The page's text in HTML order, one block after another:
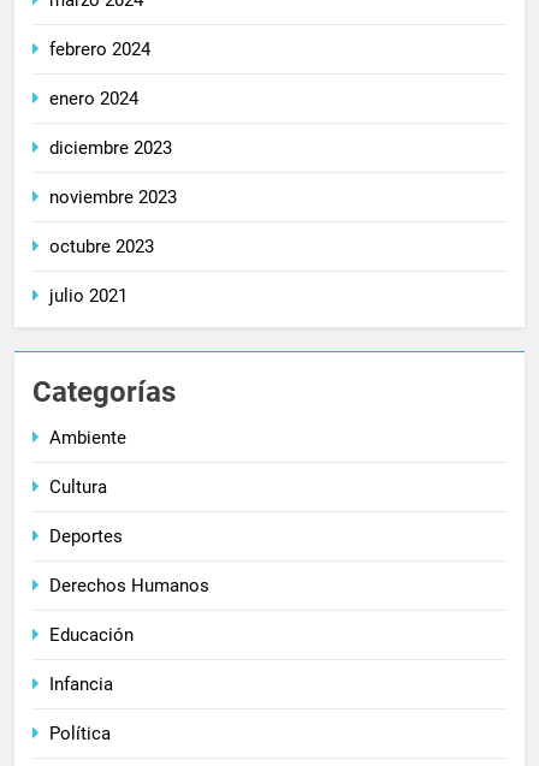
febrero 2024
enero 2024
diciembre 2023
noviembre 2023
octubre 2023
julio 2021
Categorías
Ambiente
Cultura
Deportes
Derechos Humanos
Educación
Infancia
Política